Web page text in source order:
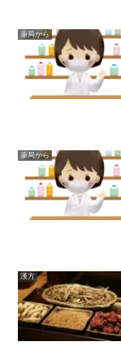
薬局から
薬局から
漢方